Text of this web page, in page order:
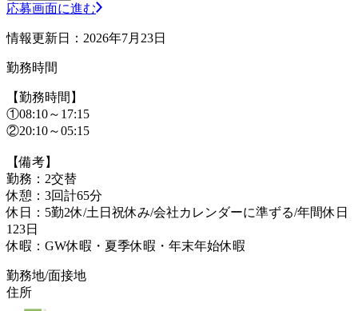
応募画面に進む
情報更新日：2026年7月23日
勤務時間
【勤務時間】
①08:10～17:15
②20:10～05:15
【備考】
勤務：2交替
休憩：3回計65分
休日：5勤2休/土日祝休み/会社カレンダーに準ずる/年間休日
123日
休暇：GW休暇・夏季休暇・年末年始休暇
勤務地/面接地
住所